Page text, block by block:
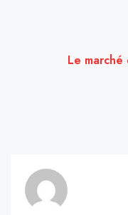
Le